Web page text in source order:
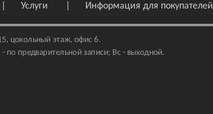
Услуги Информация для покупателей
, цокольный этаж, офис 6.
предварительной записи; Вс - выходной.